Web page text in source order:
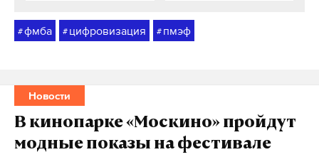
#фмба # цифровизация # пмэф
Новости
В кинопарке «Москино» пройдут
модные показы на фестивале